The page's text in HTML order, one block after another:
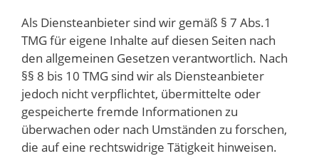
Als Diensteanbieter sind wir gemäß § 7 Abs.1
TMG für eigene Inhalte auf diesen Seiten nach
den allgemeinen Gesetzen verantwortlich. Nach
§§ 8 bis 10 TMG sind wir als Diensteanbieter
jedoch nicht verpflichtet, übermittelte oder
gespeicherte fremde Informationen zu
überwachen oder nach Umständen zu forschen,
die auf eine rechtswidrige Tätigkeit hinweisen.